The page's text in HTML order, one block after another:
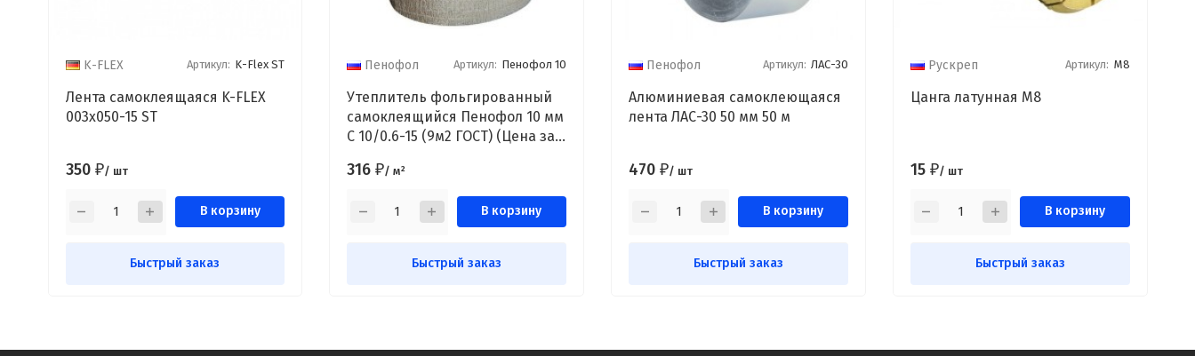
K-FLEX Артикул: K-Flex ST
Лента самоклеящаяся K-FLEX
003x050-15 ST
350 ₽/ шт
В корзину
Быстрый заказ
Пенофол Артикул: Пенофол 10
Утеплитель фольгированный
самоклеящийся Пенофол 10 мм
С 10/0.6-15 (9м2 ГОСТ) (Цена за
316₽/ м²
В корзину
Быстрый заказ
Пенофол Артикул: ЛАС-30
Алюминиевая самоклеющаяся
лента ЛАС-30 50 мм 50 м
470 ₽/ шт
В корзину
Быстрый заказ
Рускреп Артикул: M8
Цанга латунная M8
15 ₽/ шт
В корзину
Быстрый заказ